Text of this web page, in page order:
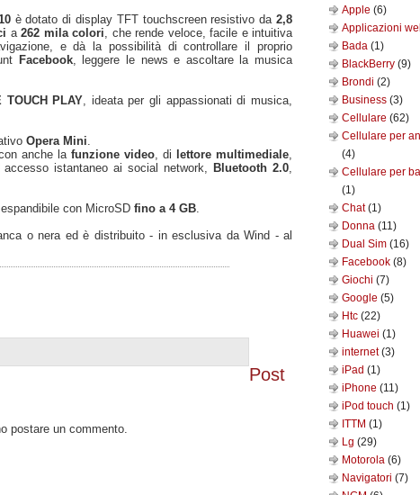
è dotato di display TFT touchscreen resistivo da2,8
a 262 mila colori , che rende veloce, facile e intuitiva
e dà la possibilità di controllare il proprio
Facebook, leggere le news e ascoltare la musica
TOUCH PLAY , ideata per gli appassionati di musica,
Opera Mini
anche la funzione video, di lettore multimediale
accesso istantaneo ai social network,Bluetooth 2.0
con MicroSD fino a 4 GB
o nera ed è distribuito - in esclusiva da Wind - al
Post
postare un commento.
Apple (6)
Applicazioni
Bada (1)
BlackBerry (9)
Brondi (2)
Business (3)
Cellulare (62)
Cellulare per
(4)
Cellulare per
(1)
Chat(1)
Donna (11)
Dual Sim (16)
Facebook (8)
Giochi (7)
Google (5)
Htc (22)
Huawei (1)
internet(3)
iPad (1)
iPhone (11)
iPod touch (1)
ITTM (1)
Lg (29)
Motorola (6)
Navigatori (7)